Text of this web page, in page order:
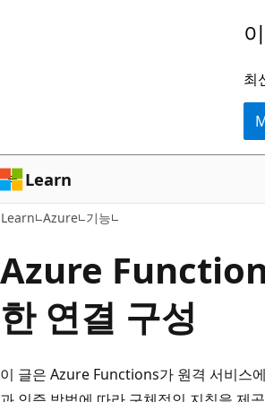
로
건
너
뛰
최
Learn
Learn Azure 기능
Azure
한 연결 구성
이 글은 Azure Functions가 원격 서비스